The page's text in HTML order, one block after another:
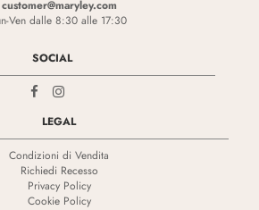
customer@maryley.com
Ven dalle 8:30 alle 17:30
SOCIAL
LEGAL
Condizioni di Vendita
Richiedi Recesso
Privacy Policy
Cookie Policy